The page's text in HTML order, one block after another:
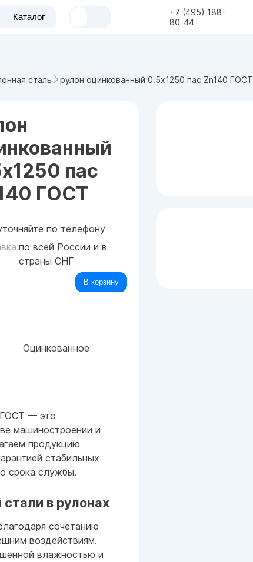
Каталог
+7 (495) 188-
80-44
сталь рулон оцинкованный 0.5x1250 пас Zn140 ГОСТ
пас
ГОСТ
по телефону
по всей России и в
страны СНГ
В корзину
Оцинкованное
ГОСТ — это
машиностроении и
продукцию
стабильных
срока службы.
в рулонах
сочетанию
воздействиям.
влажностью и